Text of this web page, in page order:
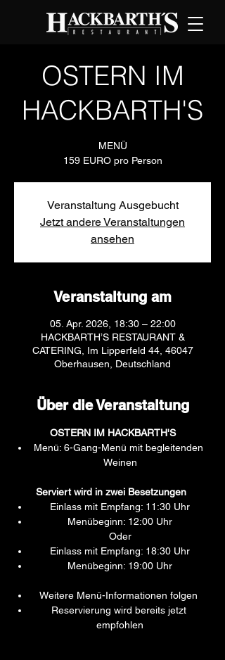
OSTERN IM
HACKBARTH'S
MENÜ
159 EURO pro Person
Veranstaltung Ausgebucht
Jetzt andere Veranstaltungen
ansehen
Veranstaltung am
05. Apr. 2026, 18:30 – 22:00
HACKBARTH’S RESTAURANT &
CATERING, Im Lipperfeld 44, 46047
Oberhausen, Deutschland
Über die Veranstaltung
OSTERN IM HACKBARTH'S
Menü: 6-Gang-Menü mit begleitenden
Weinen
Serviert wird in zwei Besetzungen
Einlass mit Empfang: 11:30 Uhr
Menübeginn: 12:00 Uhr
Oder
Einlass mit Empfang: 18:30 Uhr
Menübeginn: 19:00 Uhr
Weitere Menü-Informationen folgen
Reservierung wird bereits jetzt
empfohlen